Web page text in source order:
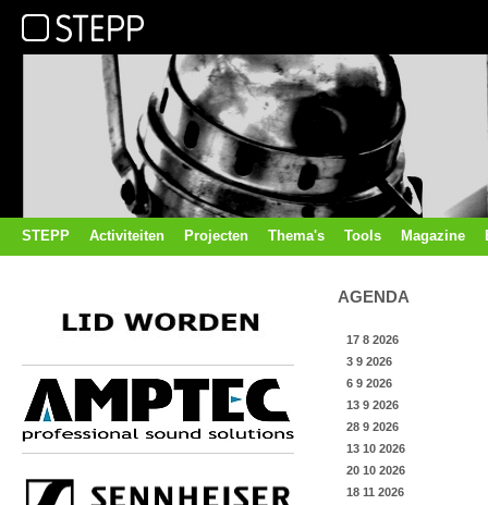
STEPP Activiteiten Projecten Thema's Tools Magazine
AGENDA